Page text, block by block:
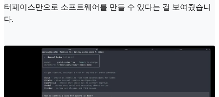
터페이스만으로 소프트웨어를 만들 수 있다는 걸 보여줬습니
다.